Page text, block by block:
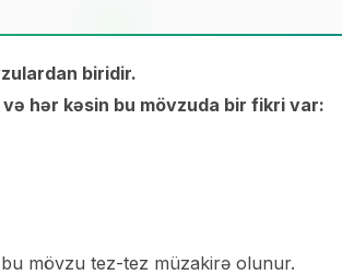
biridir.
hər kəsin bu mövzuda bir fikri var:
mövzu tez-tez müzakirə olunur.